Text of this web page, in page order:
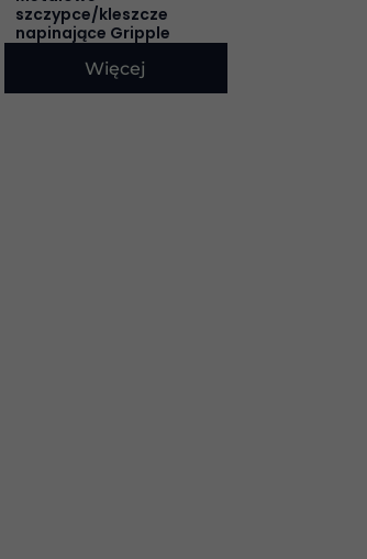
szczypce/kleszcze
napinające Gripple
Więcej